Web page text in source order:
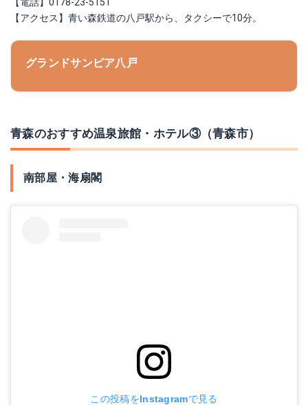
【アクセス】青い森鉄道の八戸駅から、タクシーで10分。
グランドサンピア八戸
青森のおすすめ温泉旅館・ホテル③（青森市）
南部屋・海扇閣
この投稿をInstagramで見る